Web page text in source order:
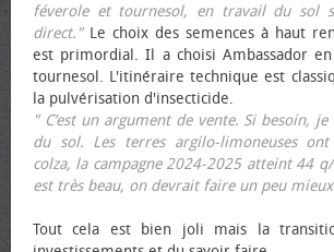
féverole et tournesol, en travail du sol
direct."Le choix des semences à haut
est primordial. Il a choisi Ambassador
tournesol. L'itinéraire technique est
la pulvérisation d'insecticide.
" C’est un argument de vente. Si besoin, je
du sol. Les terres argilo-limoneuses
colza, la campagne 2024-2025 atteint 44
est très beau, on devrait faire un peu
Tout cela est bien joli mais la